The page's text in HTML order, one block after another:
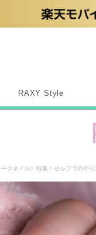
RAXY Style
ークネイル》特集！セルフでのや